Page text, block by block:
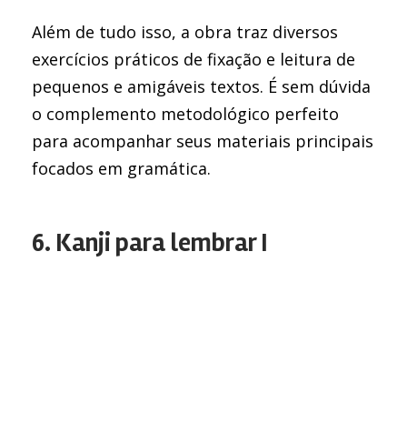
Além de tudo isso, a obra traz diversos
exercícios práticos de fixação e leitura de
pequenos e amigáveis textos. É sem dúvida
o complemento metodológico perfeito
para acompanhar seus materiais principais
focados em gramática.
6. Kanji para lembrar I